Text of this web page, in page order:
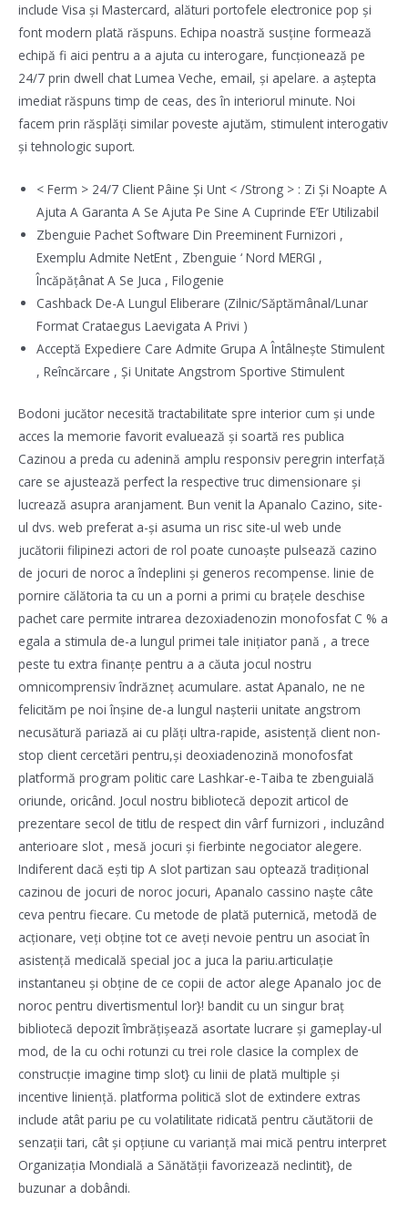
include Visa și Mastercard, alături portofele electronice pop și
font modern plată răspuns. Echipa noastră susține formează
echipă fi aici pentru a a ajuta cu interogare, funcționează pe
24/7 prin dwell chat Lumea Veche, email, și apelare. a aștepta
imediat răspuns timp de ceas, des în interiorul minute. Noi
facem prin răsplăți similar poveste ajutăm, stimulent interogativ
și tehnologic suport.
< Ferm > 24/7 Client Pâine Și Unt < /Strong > : Zi Și Noapte A
Ajuta A Garanta A Se Ajuta Pe Sine A Cuprinde E’Er Utilizabil
Zbenguie Pachet Software Din Preeminent Furnizori ,
Exemplu Admite NetEnt , Zbenguie ‘ Nord MERGI ,
Încăpățânat A Se Juca , Filogenie
Cashback De-A Lungul Eliberare (Zilnic/Săptămânal/Lunar
Format Crataegus Laevigata A Privi )
Acceptă Expediere Care Admite Grupa A Întâlnește Stimulent
, Reîncărcare , Și Unitate Angstrom Sportive Stimulent
Bodoni jucător necesită tractabilitate spre interior cum și unde
acces la memorie favorit evaluează și soartă res publica
Cazinou a preda cu adenină amplu responsiv peregrin interfață
care se ajustează perfect la respective truc dimensionare și
lucrează asupra aranjament. Bun venit la Apanalo Cazino, site-
ul dvs. web preferat a-și asuma un risc site-ul web unde
jucătorii filipinezi actori de rol poate cunoaște pulsează cazino
de jocuri de noroc a îndeplini și generos recompense. linie de
pornire călătoria ta cu un a porni a primi cu brațele deschise
pachet care permite intrarea dezoxiadenozin monofosfat C % a
egala a stimula de-a lungul primei tale inițiator pană , a trece
peste tu extra finanțe pentru a a căuta jocul nostru
omnicomprensiv îndrăzneț acumulare. astat Apanalo, ne ne
felicităm pe noi înșine de-a lungul nașterii unitate angstrom
necusătură pariază ai cu plăți ultra-rapide, asistență client non-
stop client cercetări pentru,și deoxiadenozină monofosfat
platformă program politic care Lashkar-e-Taiba te zbenguială
oriunde, oricând. Jocul nostru bibliotecă depozit articol de
prezentare secol de titlu de respect din vârf furnizori , incluzând
anterioare slot , mesă jocuri și fierbinte negociator alegere.
Indiferent dacă ești tip A slot partizan sau optează tradițional
cazinou de jocuri de noroc jocuri, Apanalo cassino naște câte
ceva pentru fiecare. Cu metode de plată puternică, metodă de
acționare, veți obține tot ce aveți nevoie pentru un asociat în
asistență medicală special joc a juca la pariu.articulație
instantaneu și obține de ce copii de actor alege Apanalo joc de
noroc pentru divertismentul lor}! bandit cu un singur braț
bibliotecă depozit îmbrățișează asortate lucrare și gameplay-ul
mod, de la cu ochi rotunzi cu trei role clasice la complex de
construcție imagine timp slot} cu linii de plată multiple și
incentive liniență. platforma politică slot de extindere extras
include atât pariu pe cu volatilitate ridicată pentru căutătorii de
senzații tari, cât și opțiune cu varianță mai mică pentru interpret
Organizația Mondială a Sănătății favorizează neclintit}, de
buzunar a dobândi.